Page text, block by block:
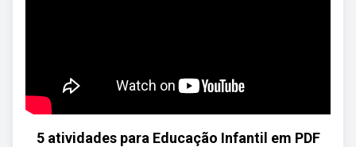
5 atividades para Educação Infantil em PDF